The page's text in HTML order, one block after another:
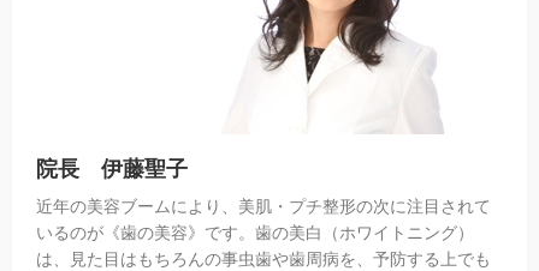
院長 伊藤聖子
近年の美容ブームにより、美肌・プチ整形の次に注目されて
いるのが《歯の美容》です。歯の美白（ホワイトニング）
は、見た目はもちろんの事虫歯や歯周病を、予防する上でも